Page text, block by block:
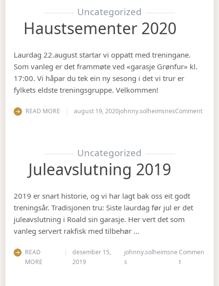
Uncategorized
Haustsementer 2020
Laurdag 22.august startar vi oppatt med treningane.
Som vanleg er det frammøte ved «garasje Grønfur» kl.
17:00. Vi håpar du tek ein ny sesong i det vi trur er
fylkets eldste treningsgruppe. Velkommen!
READ MORE august 19, 2020johnny.solheimsnesCommenton
Uncategorized
Juleavslutning 2019
2019 er snart historie, og vi har lagt bak oss eit godt
treningsår. Tradisjonen tru: Siste laurdag før jul er det
juleavslutning i Roald sin garasje. Her vert det som
vanleg servert rakfisk med tilbehør …
READ
MORE
desember 15,
2019
johnny.solheimsne
s
Commen
ton